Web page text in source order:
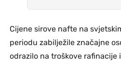
Cijene sirove nafte na
periodu zabilježile značajne
odrazilo na troškove rafinacije